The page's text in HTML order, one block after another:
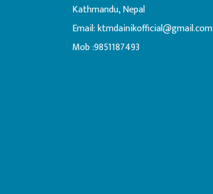
Kathmandu, Nepal
Email:ktmdainikofficial@gmail.com
Mob :9851187493